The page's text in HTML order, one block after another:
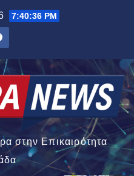
7:40:37 PM
στην Επικαιρότητα